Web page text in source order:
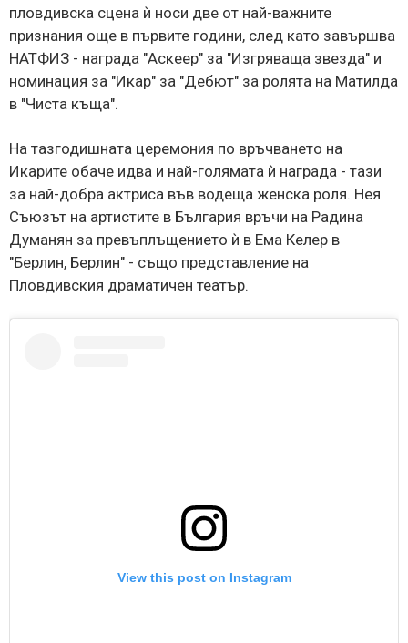
пловдивска сцена ѝ носи две от най-важните
признания още в първите години, след като завършва
НАТФИЗ - награда "Аскеер" за "Изгряваща звезда" и
номинация за "Икар" за "Дебют" за ролята на Матилда
в "Чиста къща".
На тазгодишната церемония по връчването на
Икарите обаче идва и най-голямата ѝ награда - тази
за най-добра актриса във водеща женска роля. Нея
Съюзът на артистите в България връчи на Радина
Думанян за превъплъщението ѝ в Ема Келер в
"Берлин, Берлин" - също представление на
Пловдивския драматичен театър.
View this post on Instagram